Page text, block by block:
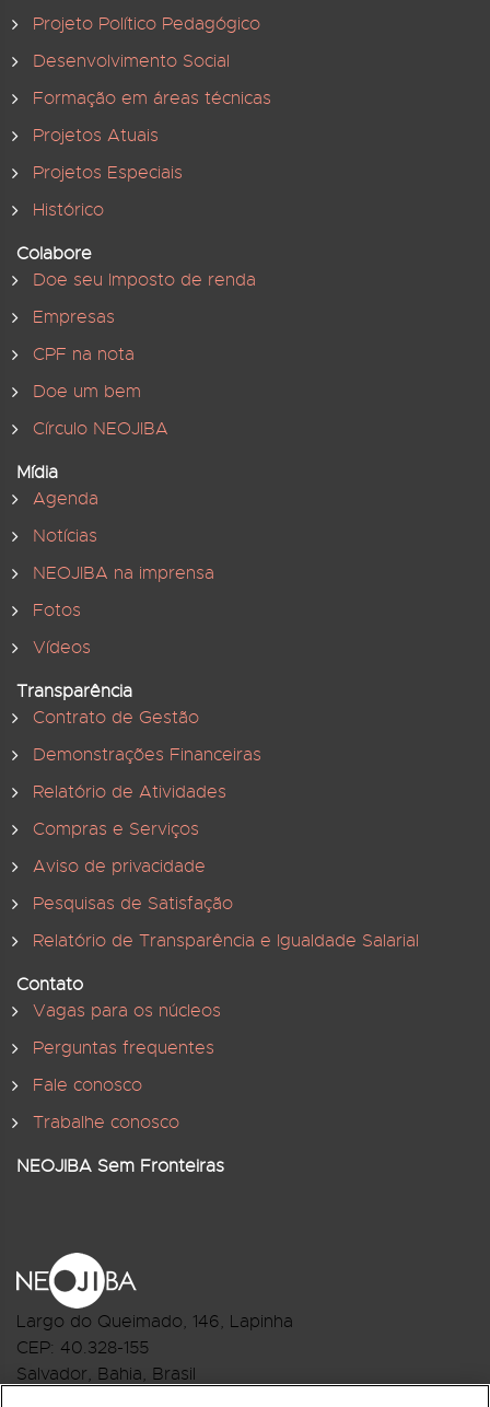
Projeto Político Pedagógico
Desenvolvimento Social
Formação em áreas técnicas
Projetos Atuais
Projetos Especiais
Histórico
Colabore
Doe seu Imposto de renda
Empresas
CPF na nota
Doe um bem
Círculo NEOJIBA
Mídia
Agenda
Notícias
NEOJIBA na imprensa
Fotos
Vídeos
Transparência
Contrato de Gestão
Demonstrações Financeiras
Relatório de Atividades
Compras e Serviços
Aviso de privacidade
Pesquisas de Satisfação
Relatório de Transparência e Igualdade Salarial
Contato
Vagas para os núcleos
Perguntas frequentes
Fale conosco
Trabalhe conosco
NEOJIBA Sem Fronteiras
Largo do Queimado, 146, Lapinha
CEP: 40.328-155
Salvador, Bahia, Brasil